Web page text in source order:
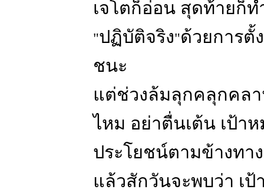
เจโตก็อ่อน สุดท้ายก็ท
"ปฏิบัติจริง"ด้วยการตั้
ชนะ
แต่ช่วงล้มลุกคลุกคลา
ไหม อย่าตื่นเต้น เป้า
ประโยชน์ตามข้างทา
แล้วสักวันจะพบว่า เป้